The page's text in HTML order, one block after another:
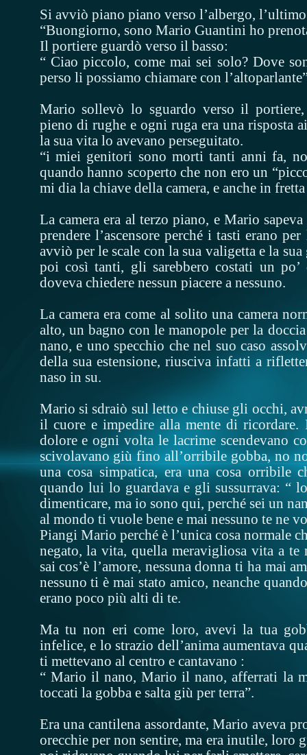
Si avviò piano piano verso l’albergo,
“Buongiorno, sono Mario Guantini ho
Il portiere guardò verso il basso:
“ Ciao piccolo, come mai sei solo? Dove
perso li possiamo chiamare con
Mario sollevò lo sguardo verso il
pieno di rughe e ogni ruga era una risposta
la sua vita lo avevano perseguitato.
“i miei genitori sono morti tanti anni fa,
quando hanno scoperto che non ero un
mi dia la chiave della camera, e anche in
La camera era al terzo piano, e Mario
prendere l’ascensore perché i tasti erano
avviò per le scale con la sua valigetta e la
poi così tanti, gli sarebbero costati un
doveva chiedere nessun piacere a nessuno.
La camera era come al solito una camera
alto, un bagno con le manopole per la
nano, e uno specchio che nel suo caso
della sua estensione, riusciva infatti a
naso in su.
Mario si sdraiò sul letto e chiuse gli occhi,
il cuore e impedire alla mente di
dolore e ogni volta le lacrime scendevano
scivolavano giù fino all’orribile gobba, no
una cosa simpatica, era una cosa orribile
quando lui lo guardava e gli sussurrava: “
dimenticare, ma io sono qui, perché sei un
al mondo ti vuole bene e mai nessuno te ne
Piangi Mario perché è l’unica cosa normale
negato, la vita, quella meravigliosa vita a te
sai cos’è l’amore, nessuna donna ti ha mai
nessuno ti è mai stato amico, neanche
erano poco più alti di te.
Ma tu non eri come loro, avevi la tua
infelice, e lo strazio dell’anima aumentava
ti mettevano al centro e cantavano :
“ Mario il nano, Mario il nano, afferrati la
toccati la gobba e salta giù per terra”.
Era una cantilena assordante, Mario aveva
orecchie per non sentire, ma era inutile, loro